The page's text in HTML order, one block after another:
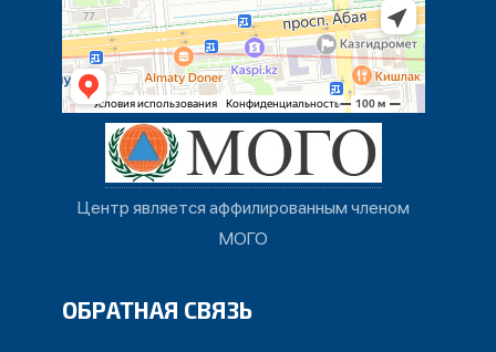
Центр является аффилированным членом
МОГО
ОБРАТНАЯ СВЯЗЬ